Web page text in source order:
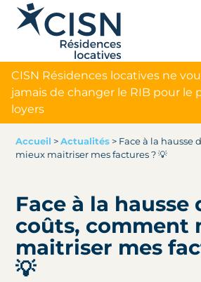
CISN Résidences locatives ne
jamais de changer le RIB pour le
loyers
Accueil >Actualités > Face à la hausse
mieux maitriser mes factures ? 💡
Face à la hausse
coûts, comment
maitriser mes
💡